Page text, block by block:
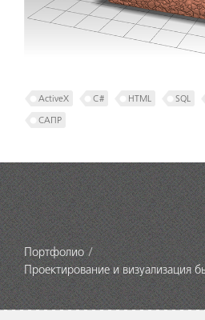
ActiveX C# HTML SQL
САПР
Портфолио
Проектирование и визуализация
Компания